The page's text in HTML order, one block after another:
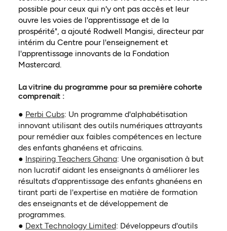
possible pour ceux qui n'y ont pas accès et leur
ouvre les voies de l'apprentissage et de la
prospérité", a ajouté Rodwell Mangisi, directeur par
intérim du Centre pour l'enseignement et
l'apprentissage innovants de la Fondation
Mastercard.
La vitrine du programme pour sa première cohorte
comprenait :
● Perbi Cubs(ouvre dans un nouvel onglet)
: Un programme d'alphabétisation
innovant utilisant des outils numériques attrayants
pour remédier aux faibles compétences en lecture
des enfants ghanéens et africains.
● Inspiring Teachers Ghana(ouvre dans un nouvel onglet)
: Une organisation à but
non lucratif aidant les enseignants à améliorer les
résultats d'apprentissage des enfants ghanéens en
tirant parti de l'expertise en matière de formation
des enseignants et de développement de
programmes.
● Dext Technology Limited(ouvre dans un nouvel onglet)
: Développeurs d'outils